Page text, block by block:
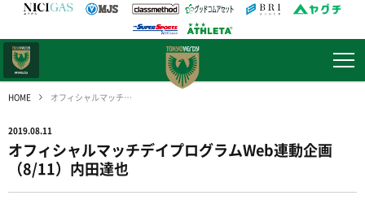
HOME オフィシャルマッチデイプログラムWeb連動企画（8/11）内田達也
2019.08.11
オフィシャルマッチデイプログラムWeb連動企画
（8/11）内田達也